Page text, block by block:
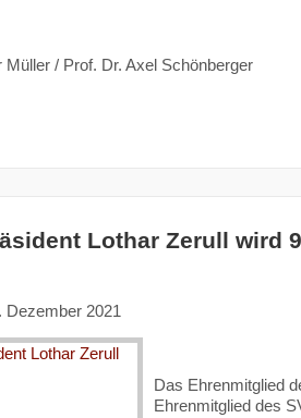
/ Prof. Dr. Axel Schönberger
Lothar Zerull wird
Dezember 2021
Das Ehrenmitglied
Ehrenmitglied des